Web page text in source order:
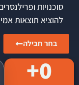
להוציא תוצאות
בחר חבילה
0
+